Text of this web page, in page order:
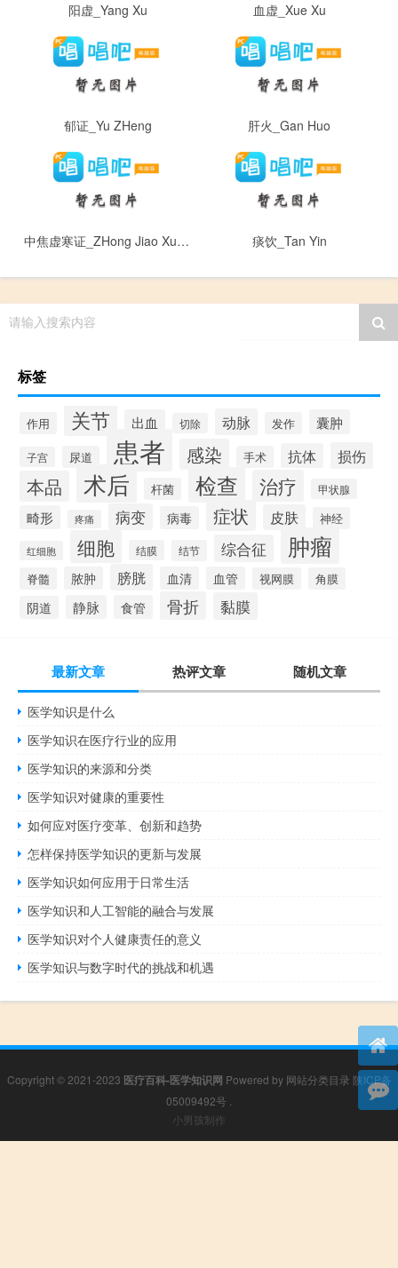
阳虚_Yang Xu 血虚_Xue Xu
郁证_Yu ZHeng 肝火_Gan Huo
中焦虚寒证_ZHong Jiao Xu Han ZHeng 痰饮_Tan Yin
请输入搜索内容
标签
作用 关节 出血 切除 动脉 发作 囊肿
子宫 尿道 患者 感染 手术 抗体 损伤
本品 术后 杆菌 检查 治疗 甲状腺
畸形 疼痛 病变 病毒 症状 皮肤 神经
红细胞 细胞 结膜 结节 综合征 肿瘤
脊髓 脓肿 膀胱 血清 血管 视网膜 角膜
阴道 静脉 食管 骨折 黏膜
最新文章 热评文章 随机文章
医学知识是什么
医学知识在医疗行业的应用
医学知识的来源和分类
医学知识对健康的重要性
如何应对医疗变革、创新和趋势
怎样保持医学知识的更新与发展
医学知识如何应用于日常生活
医学知识和人工智能的融合与发展
医学知识对个人健康责任的意义
医学知识与数字时代的挑战和机遇
Copyright © 2021-2023 医疗百科-医学知识网 Powered by 网站分类目录 陕ICP备
05009492号
小男孩制作